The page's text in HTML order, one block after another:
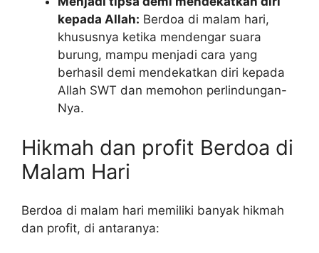
kepada Allah: Berdoa di malam hari,
khususnya ketika mendengar suara
burung, mampu menjadi cara yang
berhasil demi mendekatkan diri kepada
Allah SWT dan memohon perlindungan-
Nya.
Hikmah dan profit Berdoa di
Malam Hari
Berdoa di malam hari memiliki banyak hikmah
dan profit, di antaranya: